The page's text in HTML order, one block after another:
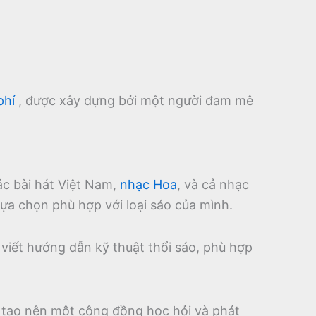
, được xây dựng bởi một người đam mê
bài hát Việt Nam, nhạc Hoa, và cả nhạc
chọn phù hợp với loại sáo của mình.
hướng dẫn kỹ thuật thổi sáo, phù hợp
nên một cộng đồng học hỏi và phát